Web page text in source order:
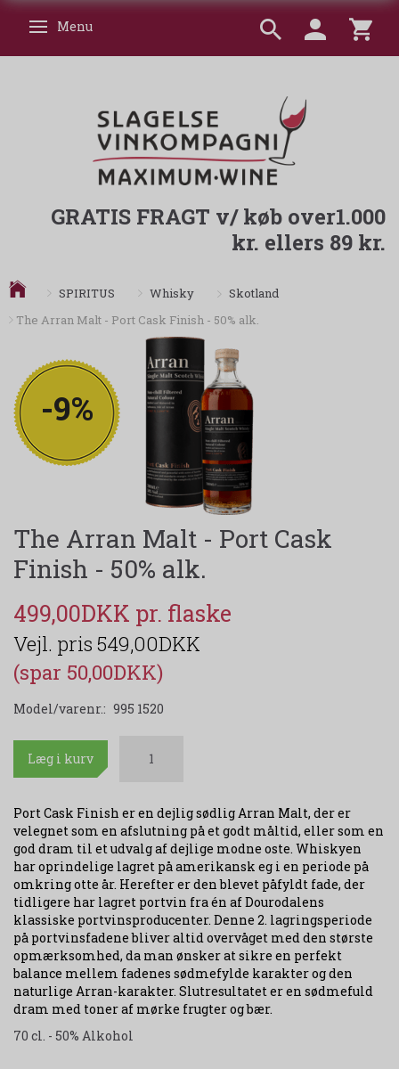
Skifte navigation
Menu
GRATIS FRAGT v/ køb over1.000
kr. ellers 89 kr.
SPIRITUS Whisky
Skotland
The Arran Malt - Port Cask Finish - 50% alk.
-9%
The Arran Malt - Port Cask
Finish - 50% alk.
499,00DKK
549,00DKK
(spar 50,00DKK)
Model/varenr.: 995 1520
Læg i kurv
Port Cask Finish er en dejlig sødlig Arran Malt, der er
velegnet som en afslutning på et godt måltid, eller som en
god dram til et udvalg af dejlige modne oste. Whiskyen
har oprindelige lagret på amerikansk eg i en periode på
omkring otte år. Herefter er den blevet påfyldt fade, der
tidligere har lagret portvin fra én af Dourodalens
klassiske portvinsproducenter. Denne 2. lagringsperiode
på portvinsfadene bliver altid overvåget med den største
opmærksomhed, da man ønsker at sikre en perfekt
balance mellem fadenes sødmefylde karakter og den
naturlige Arran-karakter. Slutresultatet er en sødmefuld
dram med toner af mørke frugter og bær.
70 cl. - 50% Alkohol